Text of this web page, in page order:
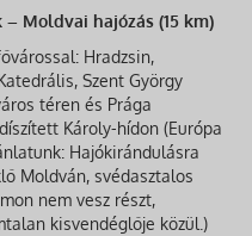
Moldvai hajózás (15 km)
Hradzsin,
Szent György
téren és Prága
Károly-hídon (Európa
Hajókirándulásra
Moldván, svédasztalos
nem vesz részt,
kisvendéglője közül.)